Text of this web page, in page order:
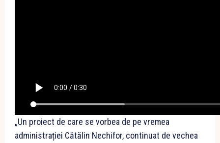
„Un proiect de care se vorbea de pe vremea
administrației Cătălin Nechifor, continuat de vechea